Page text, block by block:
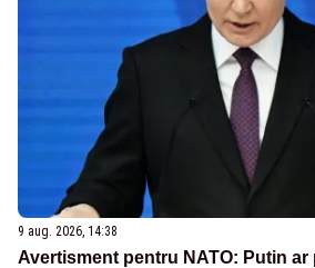
9 aug. 2026, 14:38
Avertisment pentru NATO: Putin